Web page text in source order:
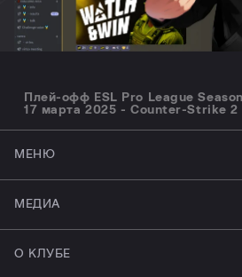
Плей-офф ESL Pro League
17 марта 2025 - Counter-Strike 2
МЕНЮ
МЕДИА
О КЛУБЕ